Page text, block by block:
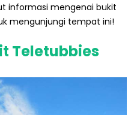
informasi mengenai bukit
mengunjungi tempat ini!
Teletubbies